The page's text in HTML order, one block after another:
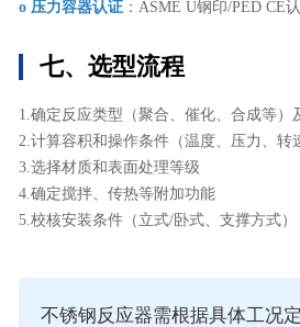
o 压力容器认证：ASME U钢印/PED CE
七、选型流程
1.确定反应类型（聚合、催化、合成等）
2.计算容积和操作条件（温度、压力、转
3.选择材质和表面处理等级
4.确定搅拌、传热等附加功能
5.校核安装条件（立式/卧式、支撑方式）
不锈钢反应器需根据具体工况